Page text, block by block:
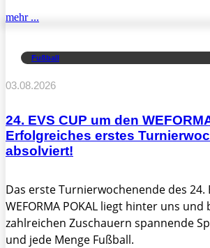
mehr ...
Fußball
03.08.2026
24. EVS CUP um den
Erfolgreiches erstes
absolviert!
Das erste Turnierwochenende des 24.
WEFORMA POKAL liegt hinter uns und
zahlreichen Zuschauern spannende
und jede Menge Fußball.